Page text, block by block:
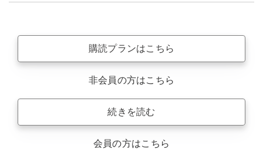
購読プランはこちら
非会員の方はこちら
続きを読む
会員の方はこちら